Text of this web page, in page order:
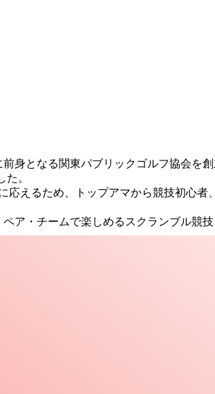
⾝となる関東パブリックゴルフ協会を
。
えるため、トップアマから競技初⼼
ア・チームで楽しめるスクランブル競
ンディキャップインデックス(JGA公
、年間の主催競技合計参加者は3万名